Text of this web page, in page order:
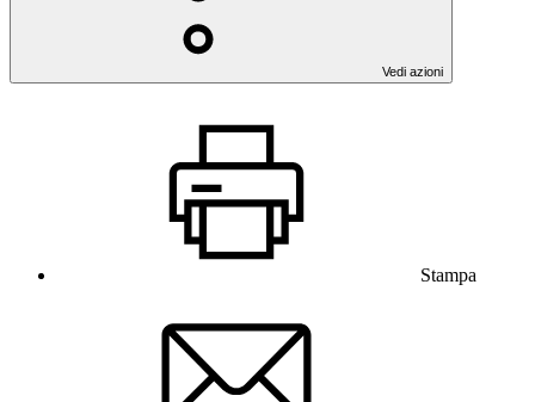
Vedi azioni
Stampa